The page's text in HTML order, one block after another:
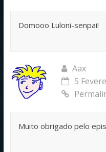
Domooo Luloni-senpai!
Aax
5
Muito obrigado pelo